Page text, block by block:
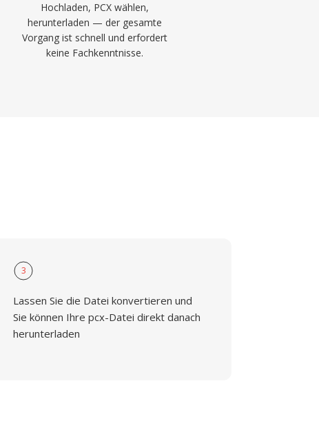
Hochladen, PCX wählen,
herunterladen — der gesamte
Vorgang ist schnell und erfordert
keine Fachkenntnisse.
3
Lassen Sie die Datei konvertieren und
Sie können Ihre pcx-Datei direkt danach
herunterladen